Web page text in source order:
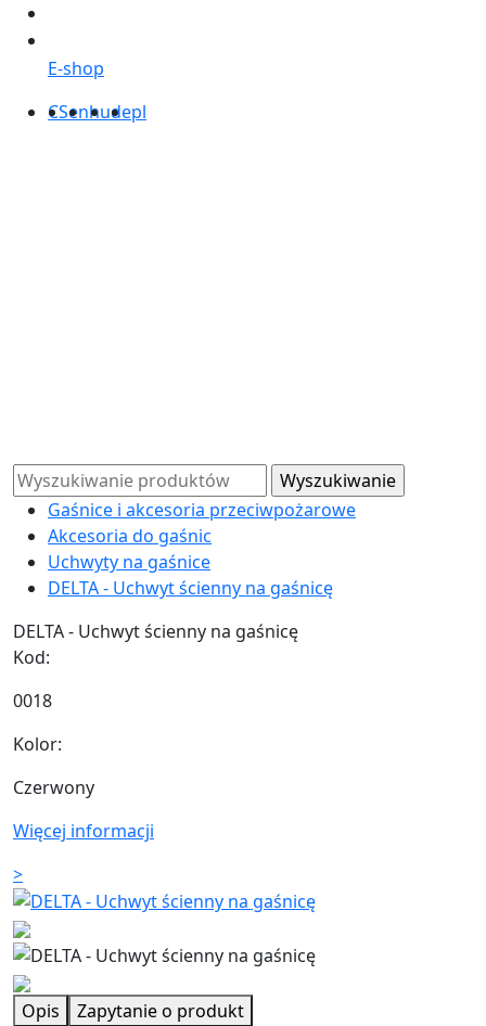
E-shop
CSenhudepl
Gaśnice i akcesoria przeciwpożarowe
Akcesoria do gaśnic
Uchwyty na gaśnice
DELTA - Uchwyt ścienny na gaśnicę
DELTA - Uchwyt ścienny na gaśnicę
Kod:
0018
Kolor:
Czerwony
Więcej informacji
>
Opis
Zapytanie o produkt